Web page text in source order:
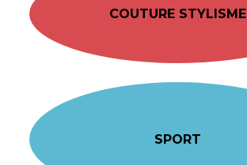
COUTURE STYLISME
SPORT